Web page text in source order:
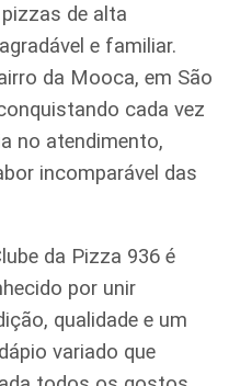
de alta
e familiar.
da Mooca, em São
cada vez
no atendimento,
incomparável das
da Pizza 936 é
por unir
qualidade e um
variado que